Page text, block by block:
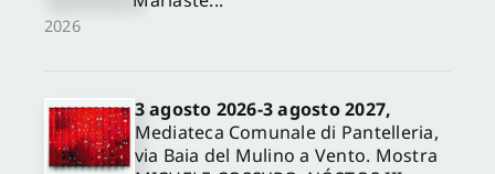
2026
3 agosto 2026-3 agosto 2027,
Mediateca Comunale di Pantelleria,
via Baia del Mulino a Vento. Mostra